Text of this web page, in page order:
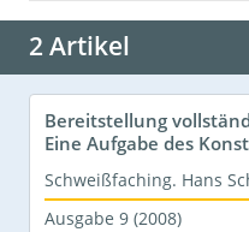
2 Artikel
Bereitstellung
Eine Aufgabe des
Schweißfaching. Hans
Ausgabe 9 (2008)